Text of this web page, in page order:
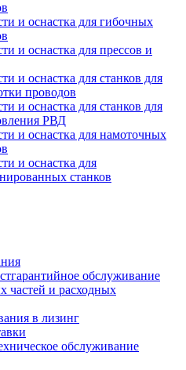
и оснастка для гибочных
и оснастка для прессов и
и оснастка для станков для
проводов
и оснастка для станков для
РВД
и оснастка для намоточных
и оснастка для
станков
обслуживание
частей и расходных
в лизинг
обслуживание